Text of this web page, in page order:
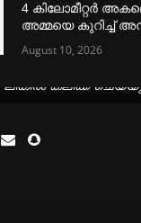
4 കിലോമീറ്റര്‍
അമ്മയെ കുറിച്ച്‌
August 10, 2026
ലിങ്കിൽ ക്ലിക്ക്